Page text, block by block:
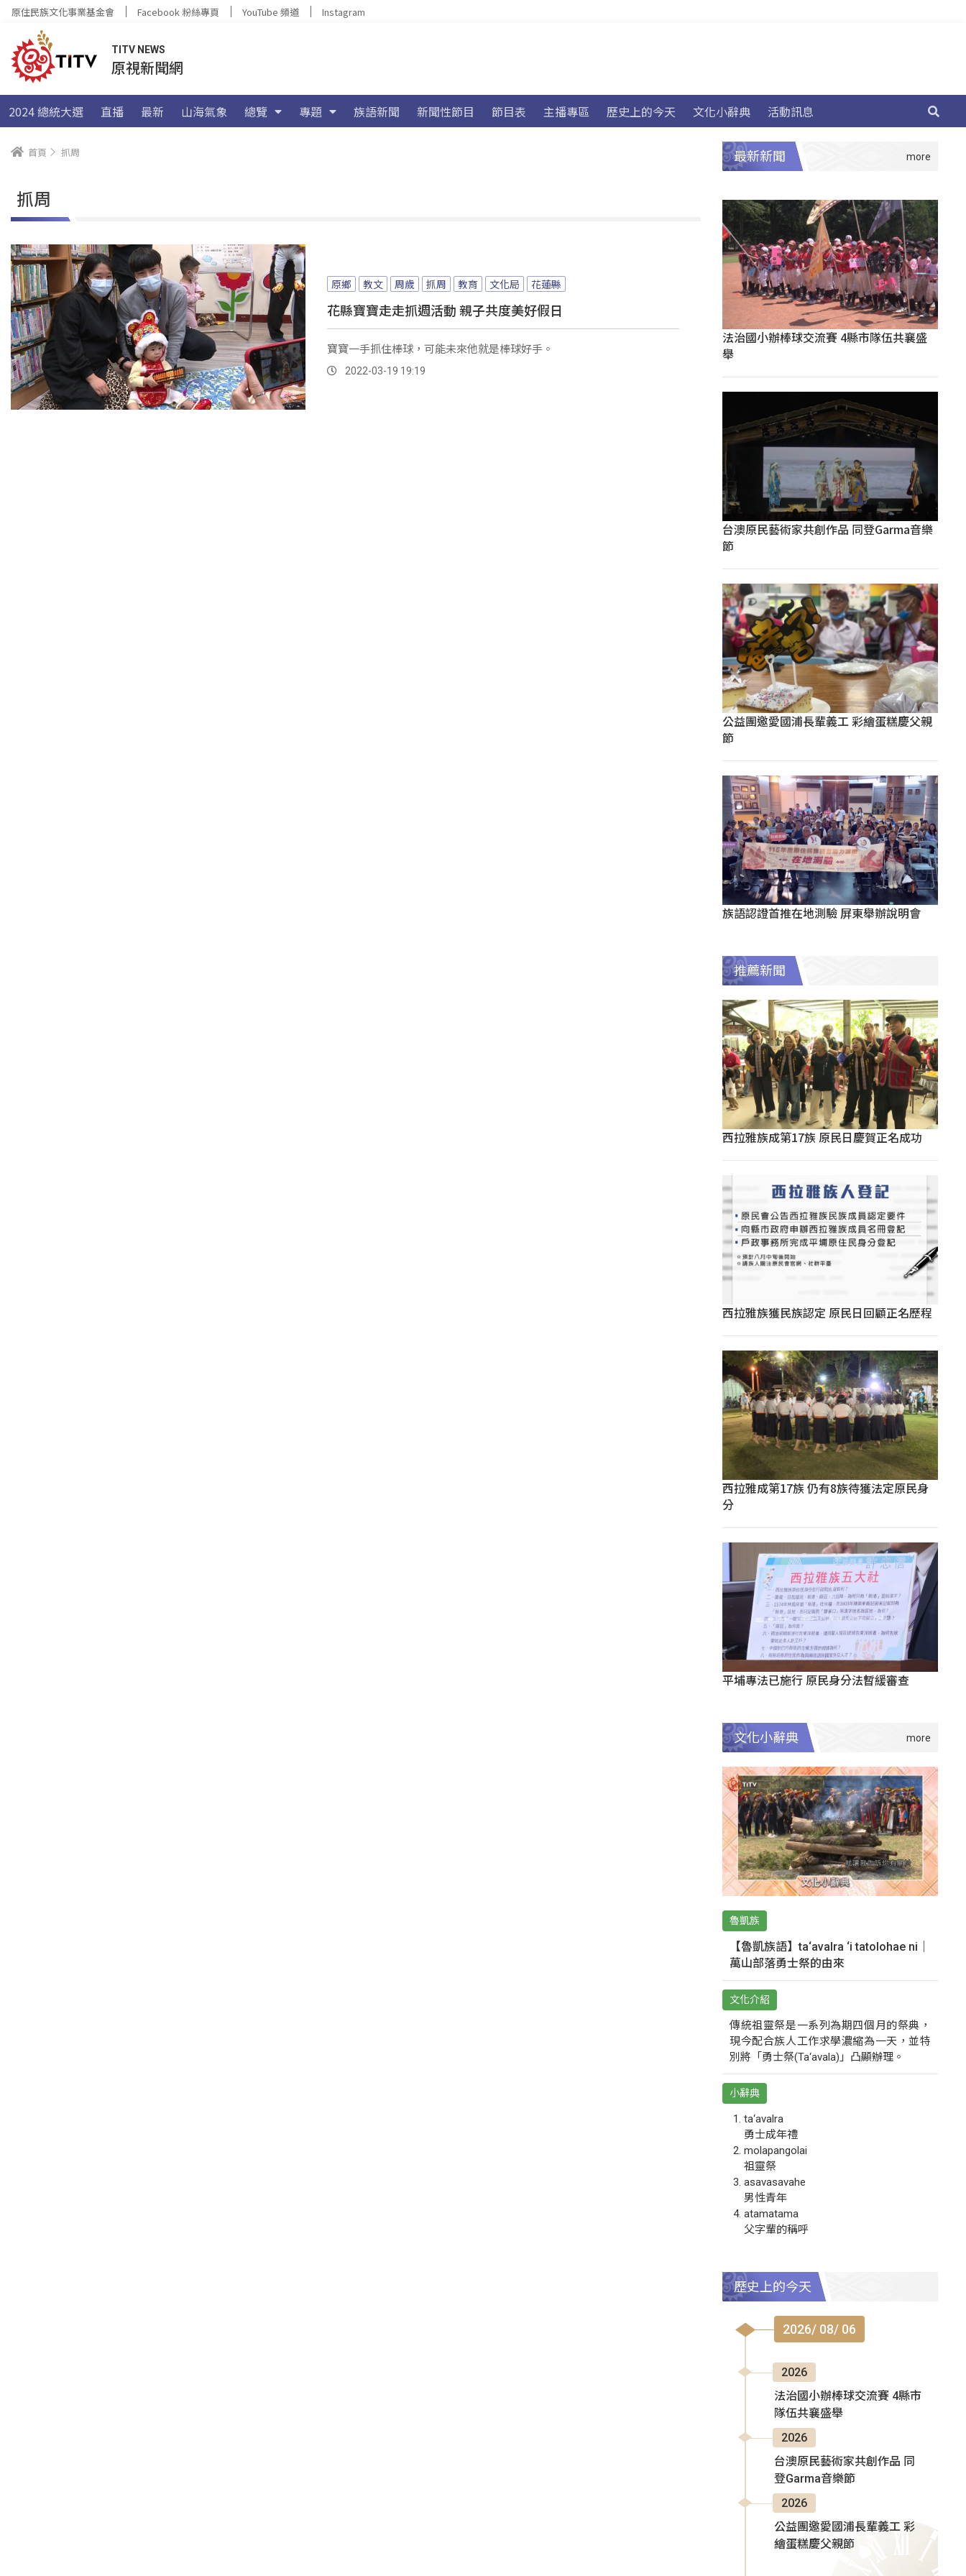
原住民族文化事業基金會 Facebook 粉絲專頁 YouTube 頻道 Instagram
TITV NEWS
原視新聞網
2024 總統大選 直播 最新 山海氣象 總覽 專題 族語新聞 新聞性節目 節目表 主播專區 歷史上的今天 文化小辭典 活動訊息
首頁 抓周
抓周
原鄉 教文 周歲 抓周 教育 文化局 花蓮縣
花縣寶寶走走抓週活動 親子共度美好假日
寶寶一手抓住棒球，可能未來他就是棒球好手。
2022-03-19 19:19
最新新聞
法治國小辦棒球交流賽 4縣市隊伍共襄盛
舉
台澳原民藝術家共創作品 同登Garma音樂
節
公益團邀愛國浦長輩義工 彩繪蛋糕慶父親
節
族語認證首推在地測驗 屏東舉辦說明會
推薦新聞
西拉雅族成第17族 原民日慶賀正名成功
西拉雅族獲民族認定 原民日回顧正名歷程
西拉雅成第17族 仍有8族待獲法定原民身
分
平埔專法已施行 原民身分法暫緩審查
文化小辭典
魯凱族
【魯凱族語】ta‘avalra ‘i tatolohae ni｜
萬山部落勇士祭的由來
文化介紹
傳統祖靈祭是一系列為期四個月的祭典，
現今配合族人工作求學濃縮為一天，並特
別將「勇士祭(Ta‘avala)」凸顯辦理。
小辭典
ta‘avalra
勇士成年禮
molapangolai
祖靈祭
asavasavahe
男性青年
atamatama
父字輩的稱呼
歷史上的今天
2026/ 08/ 06
2026
法治國小辦棒球交流賽 4縣市
隊伍共襄盛舉
2026
台澳原民藝術家共創作品 同
登Garma音樂節
2026
公益團邀愛國浦長輩義工 彩
繪蛋糕慶父親節